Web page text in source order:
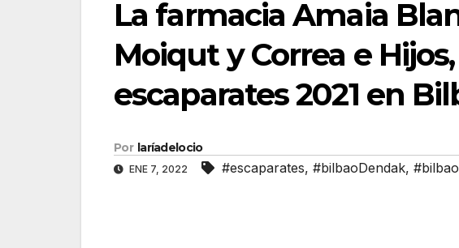
La farmacia Amaia
Moiqut y Correa e
escaparates 2021 en
Por laríadelocio
ENE 7, 2022 #escaparates, #bilbaoDendak, #bilbao